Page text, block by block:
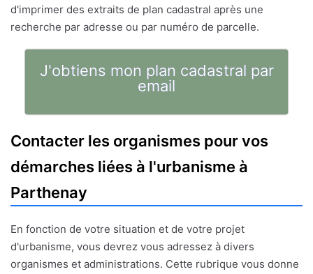
d'imprimer des extraits de plan cadastral après une
recherche par adresse ou par numéro de parcelle.
J'obtiens mon plan cadastral par
email
Contacter les organismes pour vos
démarches liées à l'urbanisme à
Parthenay
En fonction de votre situation et de votre projet
d'urbanisme, vous devrez vous adressez à divers
organismes et administrations. Cette rubrique vous donne